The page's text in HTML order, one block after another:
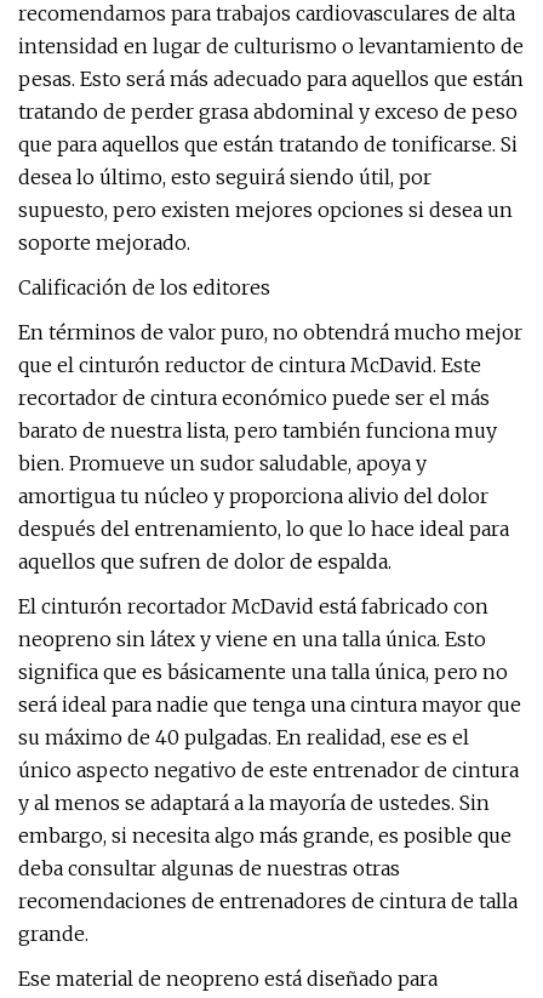
recomendamos para trabajos cardiovasculares de alta
intensidad en lugar de culturismo o levantamiento de
pesas. Esto será más adecuado para aquellos que están
tratando de perder grasa abdominal y exceso de peso
que para aquellos que están tratando de tonificarse. Si
desea lo último, esto seguirá siendo útil, por
supuesto, pero existen mejores opciones si desea un
soporte mejorado.
Calificación de los editores
En términos de valor puro, no obtendrá mucho mejor
que el cinturón reductor de cintura McDavid. Este
recortador de cintura económico puede ser el más
barato de nuestra lista, pero también funciona muy
bien. Promueve un sudor saludable, apoya y
amortigua tu núcleo y proporciona alivio del dolor
después del entrenamiento, lo que lo hace ideal para
aquellos que sufren de dolor de espalda.
El cinturón recortador McDavid está fabricado con
neopreno sin látex y viene en una talla única. Esto
significa que es básicamente una talla única, pero no
será ideal para nadie que tenga una cintura mayor que
su máximo de 40 pulgadas. En realidad, ese es el
único aspecto negativo de este entrenador de cintura
y al menos se adaptará a la mayoría de ustedes. Sin
embargo, si necesita algo más grande, es posible que
deba consultar algunas de nuestras otras
recomendaciones de entrenadores de cintura de talla
grande.
Ese material de neopreno está diseñado para